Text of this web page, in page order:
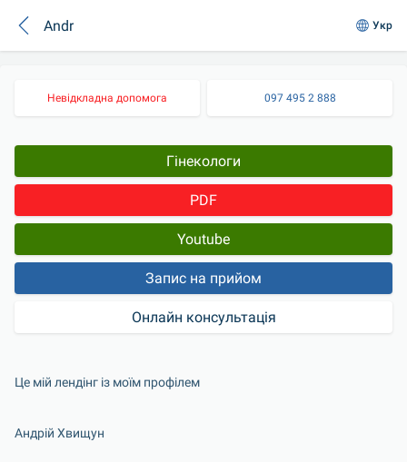
Andr Укр
Невідкладна допомога 097 495 2 888
Гінекологи
PDF
Youtube
Запис на прийом
Онлайн консультація
Це мій лендінг із моїм профілем
Андрій Хвищун